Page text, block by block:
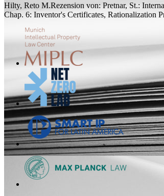
Hilty, Reto M.Rezension von: Pretnar, St.:
Chap. 6: Inventor's Certificates, Rationalization